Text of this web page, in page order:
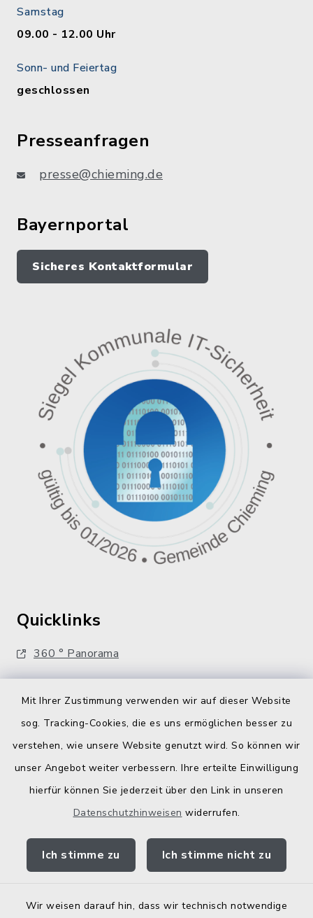
Mit Ihrer Zustimmung verwenden wir auf dieser Website
sog. Tracking-Cookies, die es uns ermöglichen besser zu
verstehen, wie unsere Website genutzt wird. So können wir
unser Angebot weiter verbessern. Ihre erteilte Einwilligung
hierfür können Sie jederzeit über den Link in unseren
Datenschutzhinweisen widerrufen.
Ich stimme zu Ich stimme nicht zu
Wir weisen darauf hin, dass wir technisch notwendige
Samstag
09.00 - 12.00 Uhr
Sonn- und Feiertag
geschlossen
Presseanfragen
presse@chieming.de
Bayernportal
Sicheres Kontaktformular
Quicklinks
360 ° Panorama
Kostenlose Energieberatung
Bodenrichtwerte